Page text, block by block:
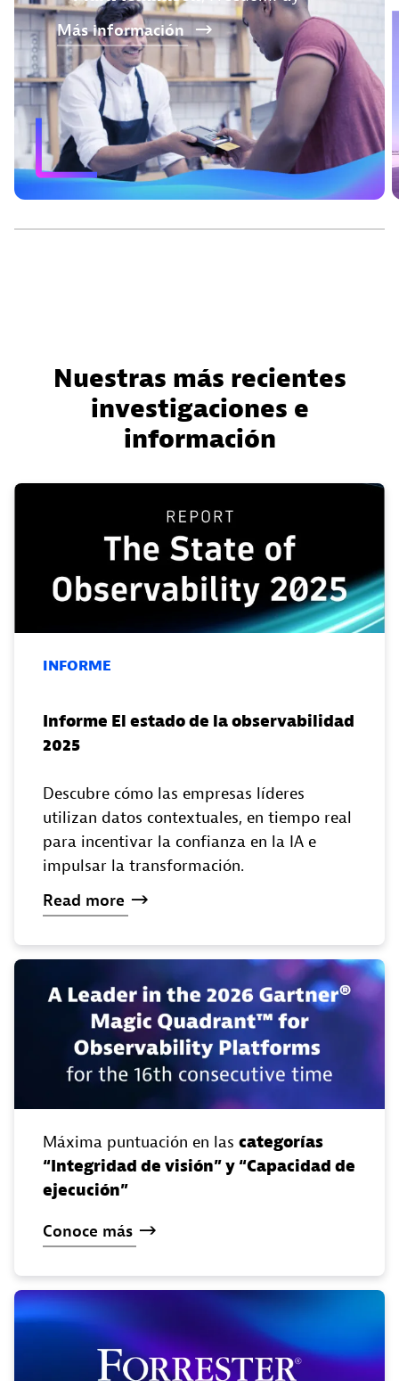
Másinformación
Nuestras más recientes
investigaciones e
información
INFORME
Informe El estado de la observabilidad
2025
Descubre cómo las empresas líderes
utilizan datos contextuales, en tiempo real
para incentivar la confianza en la IA e
impulsar la transformación.
Read more
Máxima puntuación en las categorías
“Integridad de visión” y “Capacidad de
ejecución”
Conoce más